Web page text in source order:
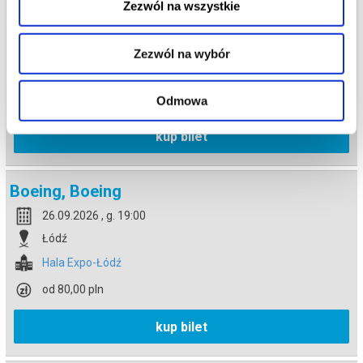
Zezwól na wszystkie
Zezwól na wybór
Odmowa
25.09.2026 , g. 19:00
Hala Expo-Łódź
kup bilet
Boeing, Boeing
26.09.2026 , g. 19:00
Łódź
Hala Expo-Łódź
od 80,00 pln
kup bilet